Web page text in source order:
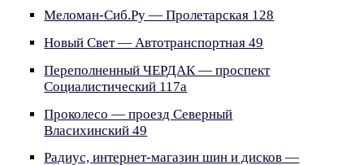
Меломан-Сиб.Ру — Пролетарская 128
Новый Свет — Автотранспортная 49
Переполненный ЧЕРДАК — проспект
Социалистический 117а
Проколесо — проезд Северный
Власихинский 49
Радиус, интернет-магазин шин и дисков —